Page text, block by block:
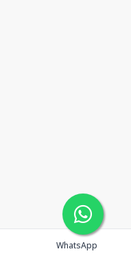
WhatsApp